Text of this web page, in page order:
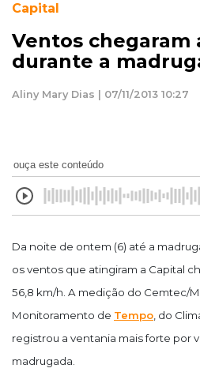
Capital
Ventos chegaram
durante a
Aliny Mary Dias | 07/11/2013 10:27
ouça este conteúdo
Da noite de ontem (6) até a
os ventos que atingiram a Capital
56,8 km/h. A medição do Cemtec/
Monitoramento de Tempo , do
registrou a ventania mais forte por
madrugada.